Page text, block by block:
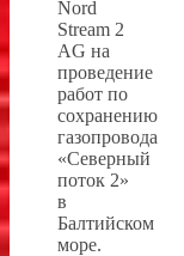
Nord
Stream 2
AG на
проведение
работ по
сохранению
газопровода
«Северный
поток 2»
в
Балтийском
море.